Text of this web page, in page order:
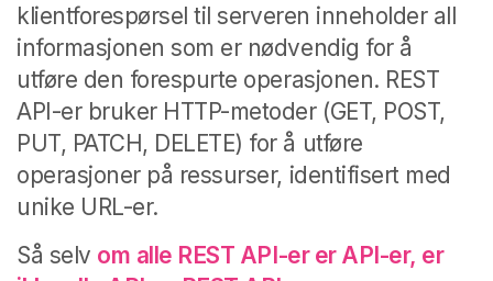
klientforespørsel til serveren inneholder all
informasjonen som er nødvendig for å
utføre den forespurte operasjonen. REST
API-er bruker HTTP-metoder (GET, POST,
PUT, PATCH, DELETE) for å utføre
operasjoner på ressurser, identifisert med
unike URL-er.
Så selv om alle REST API-er er API-er, er